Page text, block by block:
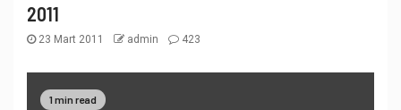
2011
23 Mart 2011 admin 423
1 min read